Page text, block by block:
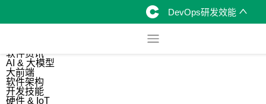
DevOps研发效能
软件资讯
AI & 大模型
大前端
软件架构
开发技能
硬件 & IoT